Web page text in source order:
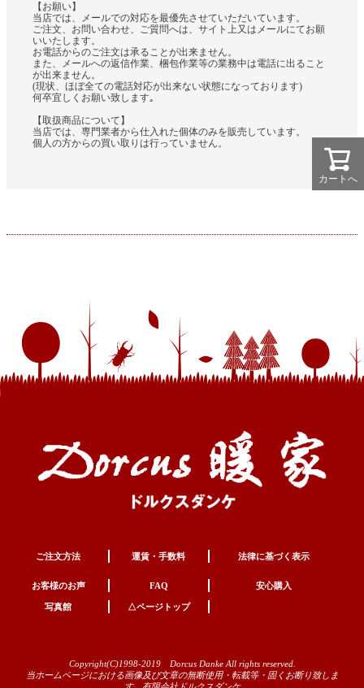
【お願い】
当店では、メールでの対応を最優先させていただいています。
ご注文、お問い合わせ、ご質問へは、サイト上又はメールにてお願
いいたします。
お電話からのご注文は承ることが出来ません。
また、メールへの返信作業、梱包作業等の業務中は電話に出ること
が出来ません。
(現状、ほぼ全ての電話対応が出来ない状態になっております)
何卒宜しくお願い致します｡
【取扱商品について】
当店では、専門業者から仕入れた個体のみを販売しています。
個人の方からの買い取りは行っていません。
ご注文方法 運賃・手数料 法律に基づく表示
お客様のお声 FAQ 安心購入
写真館 △ページトップ
Copyright(C)1998-2019 Dorcus Danke All rights reserved.
当ホームページにおける画像及び文章の無断使用・転載等・固くお断り致しま
す。有限会社ドルクスダンケ
カートへ